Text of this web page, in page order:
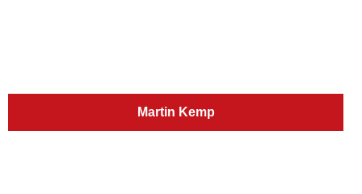
Martin Kemp